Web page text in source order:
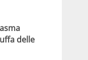
delle